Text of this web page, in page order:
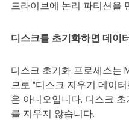
드라이브에 논리 파티션을
디스크를 초기화하면 데이
디스크 초기화 프로세스는
므로 "디스크 지우기 데이
은 아니오입니다. 디스크
를 지우지 않습니다.